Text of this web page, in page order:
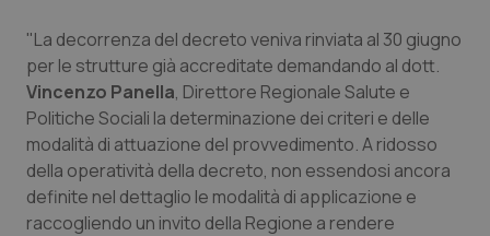
Marche
Molise
Piemonte
Provincia Autonoma di Bolzano
Donna & Salute
Epatiti
HIV
Infezioni & Febbre
"La decorrenza del decreto veniva rinviata al 30 giugno
per le strutture già accreditate demandando al dott.
Vincenzo Panella, Direttore Regionale Salute e
Politiche Sociali la determinazione dei criteri e delle
modalità di attuazione del provvedimento. A ridosso
della operatività della decreto, non essendosi ancora
definite nel dettaglio le modalità di applicazione e
raccogliendo un invito della Regione a rendere